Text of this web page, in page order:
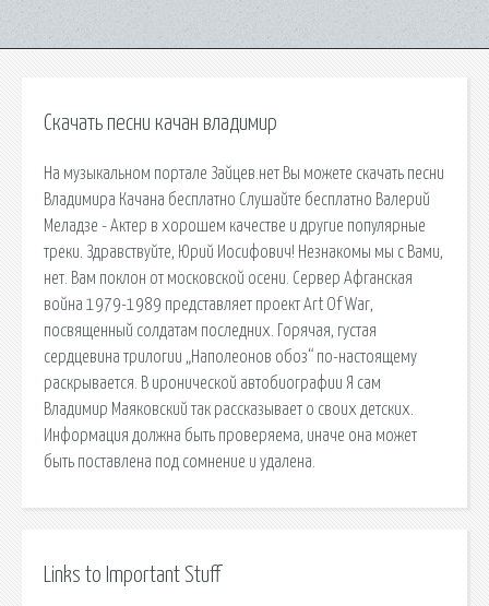
Скачать песни качан владимир
На музыкальном портале Зайцев.нет Вы можете скачать песни
Владимира Качана бесплатно Слушайте бесплатно Валерий
Меладзе - Актер в хорошем качестве и другие популярные
треки. Здравствуйте, Юрий Иосифович! Незнакомы мы с Вами,
нет. Вам поклон от московской осени. Сервер Афганская
война 1979-1989 представляет проект Art Of War,
посвященный солдатам последних. Горячая, густая
сердцевина трилогии „Наполеонов обоз“ по-настоящему
раскрывается. В иронической автобиографии Я сам
Владимир Маяковский так рассказывает о своих детских.
Информация должна быть проверяема, иначе она может
быть поставлена под сомнение и удалена.
Links to Important Stuff